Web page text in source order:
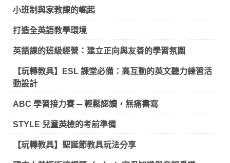
小班制與家教課的崛起
打造全英語教學環境
英語課的班級經營：建立正向與友善的學習氛圍
【玩轉教具】ESL 課堂必備：高互動的英文聽力練習活
動設計
ABC 學習接力賽 ─ 輕鬆認讀，無痛書寫
STYLE 兒童英檢的考前準備
【玩轉教具】聖誕節教具玩法分享